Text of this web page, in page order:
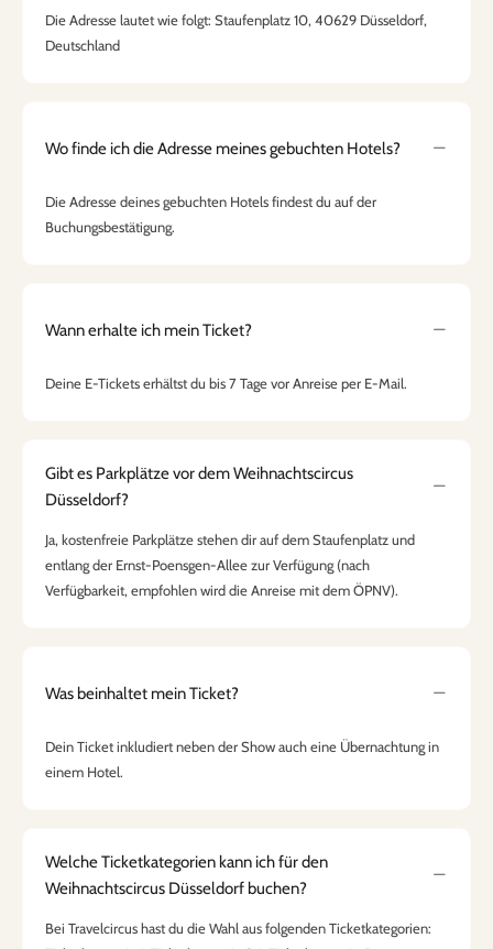
Die Adresse lautet wie folgt: Staufenplatz 10, 40629 Düsseldorf,
Deutschland
Wo finde ich die Adresse meines gebuchten Hotels?
Die Adresse deines gebuchten Hotels findest du auf der
Buchungsbestätigung.
Wann erhalte ich mein Ticket?
Deine E-Tickets erhältst du bis 7 Tage vor Anreise per E-Mail.
Gibt es Parkplätze vor dem Weihnachtscircus
Düsseldorf?
Ja, kostenfreie Parkplätze stehen dir auf dem Staufenplatz und
entlang der Ernst-Poensgen-Allee zur Verfügung (nach
Verfügbarkeit, empfohlen wird die Anreise mit dem ÖPNV).
Was beinhaltet mein Ticket?
Dein Ticket inkludiert neben der Show auch eine Übernachtung in
einem Hotel.
Welche Ticketkategorien kann ich für den
Weihnachtscircus Düsseldorf buchen?
Bei Travelcircus hast du die Wahl aus folgenden Ticketkategorien: